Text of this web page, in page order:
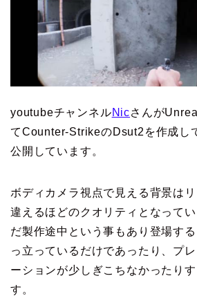
youtubeチャンネルNicさんが
てCounter-StrikeのDsut2を作成し
公開しています。
ボディカメラ視点で見える背景は
違えるほどのクオリティとなって
だ製作途中という事もあり登場す
っ立っているだけであったり、プ
ーションが少しぎこちなかったり
す。